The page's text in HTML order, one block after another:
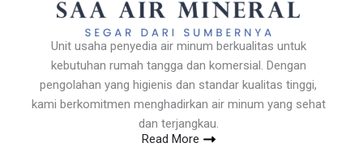
Unit usaha penyedia air minum berkualitas untuk
kebutuhan rumah tangga dan komersial. Dengan
pengolahan yang higienis dan standar kualitas tinggi,
kami berkomitmen menghadirkan air minum yang sehat
dan terjangkau.
Read More